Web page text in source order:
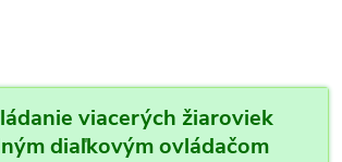
viacerých žiaroviek
diaľkovým ovládačom